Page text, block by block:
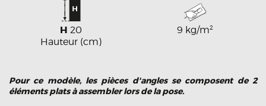
H 20
Hauteur (cm)
9 kg/m2
Pour ce modèle, les pièces d'angles se composent de 2
éléments plats à assembler lors de la pose.